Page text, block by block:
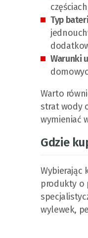
Typ
Warunki
Warto
strat wody
wymieniać
Gdzie
Wybierając
produkty o
wylewek,